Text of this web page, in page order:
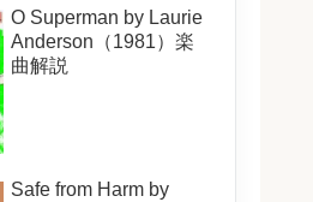
O Superman by Laurie
Anderson（1981）楽
曲解説
Safe from Harm by